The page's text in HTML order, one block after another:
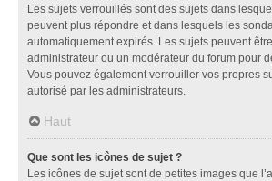
Les sujets verrouillés sont des sujets dans
peuvent plus répondre et dans lesquels les
automatiquement expirés. Les sujets peuvent
administrateur ou un modérateur du forum pour
Vous pouvez également verrouiller vos propres
autorisé par les administrateurs.
Haut
Que sont les icônes de sujet ?
Les icônes de sujet sont de petites images que